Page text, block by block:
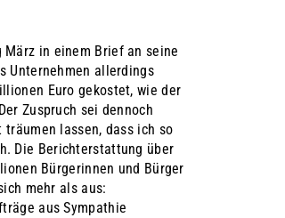
März in einem Brief an seine
Unternehmen allerdings
Euro gekostet, wie der
Zuspruch sei dennoch
lassen, dass ich so
Die Berichterstattung über
Bürgerinnen und Bürger
mehr als aus:
aus Sympathie